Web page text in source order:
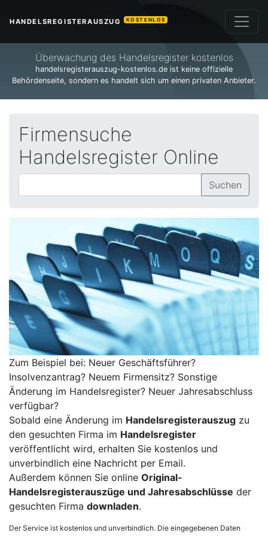
HANDELSREGISTERAUSZUG KOSTENLOS
Überwachung des Handelsregister kostenlos
handelsregisterauszug-kostenlos.de ist keine offizielle
Behördenseite, sondern es handelt sich um einen privaten Anbieter.
Firmensuche
Handelsregister Online
Suchen
Zum Beispiel bei: Neuer Geschäftsführer?
Insolvenzantrag? Neuem Firmensitz? Sonstige
Änderung im Handelsregister? Neuer Jahresabschluss
verfügbar?
Sobald eine Änderung im Handelsregisterauszug zu
den gesuchten Firma im Handelsregister
veröffentlicht wird, erhalten Sie kostenlos und
unverbindlich eine Nachricht per Email.
Außerdem können Sie online Original-
Handelsregisterauszüge und Jahresabschlüsse der
gesuchten Firma downladen.
Der Service ist kostenlos und unverbindlich. Die eingegebenen Daten